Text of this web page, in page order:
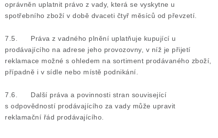
oprávněn uplatnit právo z vady, která se vyskytne u
spotřebního zboží v době dvaceti čtyř měsíců od převzetí.
7.5. Práva z vadného plnění uplatňuje kupující u
prodávajícího na adrese jeho provozovny, v níž je přijetí
reklamace možné s ohledem na sortiment prodávaného zboží,
případně i v sídle nebo místě podnikání.
7.6. Další práva a povinnosti stran související
s odpovědností prodávajícího za vady může upravit
reklamační řád prodávajícího.